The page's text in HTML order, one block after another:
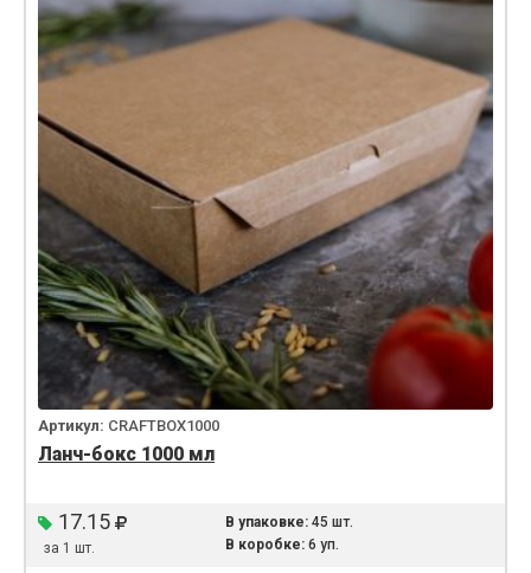
Артикул: CRAFTBOX1000
Ланч-бокс 1000 мл
17.15
за 1 шт.
В упаковке:45 шт.
В коробке:6 уп.